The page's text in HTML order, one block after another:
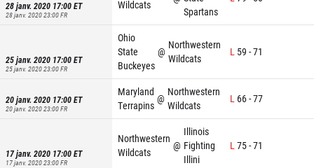
28 janv. 2020 17:00ET
28 janv. 2020 23:00FR
Wildcats
Spartans
25 janv. 2020 17:00ET
25 janv. 2020 23:00FR
Ohio
State
Buckeyes
@
Northwestern
Wildcats
L 59 -71
20 janv. 2020 17:00ET
20 janv. 2020 23:00FR
Maryland
Terrapins
@
Northwestern
Wildcats
L 66-77
17 janv. 2020 17:00ET
17 janv. 2020 23:00FR
Northwestern
Wildcats
@
Illinois
Fighting
Illini
L75-71